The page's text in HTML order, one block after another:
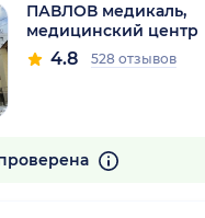
ПАВЛОВ медикаль,
медицинский центр
4.8 528 отзывов